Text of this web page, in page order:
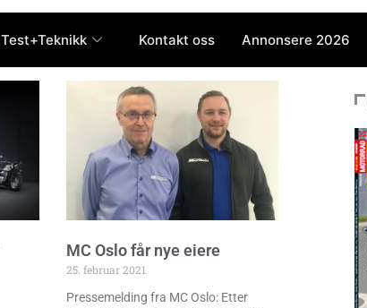
Test+Teknikk Kontakt oss Annonsere 2026
MC Oslo får nye eiere
25. februar 2021
Pressemelding fra MC Oslo: Etter